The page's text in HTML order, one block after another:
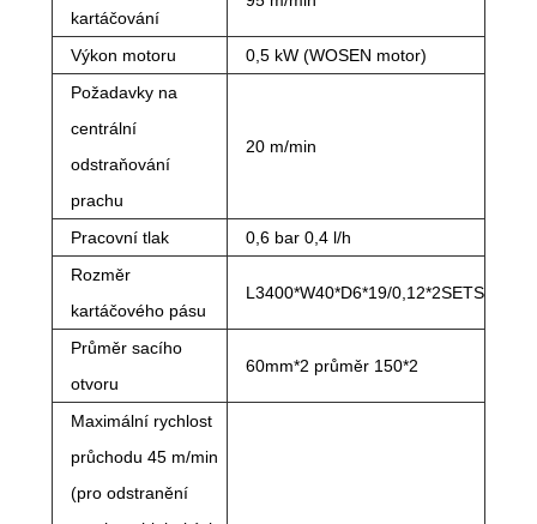
kartáčování
Výkon motoru
0,5 kW (WOSEN motor)
Požadavky na
centrální
odstraňování
prachu
20 m/min
Pracovní tlak
0,6 bar 0,4 l/h
Rozměr
kartáčového pásu
L3400*W40*D6*19/0,12*2SETS
Průměr sacího
otvoru
60mm*2 průměr 150*2
Maximální rychlost
průchodu 45 m/min
(pro odstranění